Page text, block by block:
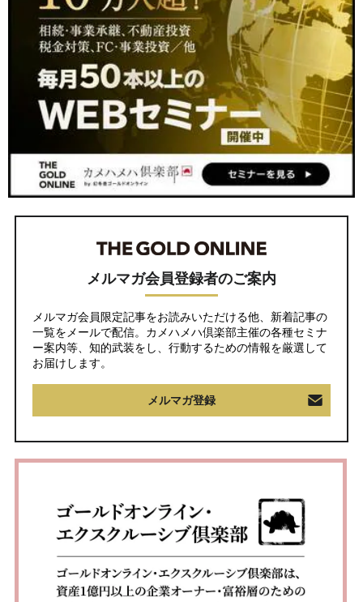
メルマガ会員登録者のご案内
メルマガ会員限定記事をお読みいただける他、新着記事の
一覧をメールで配信。カメハメハ倶楽部主催の各種セミナ
ー案内等、知的武装をし、行動するための情報を厳選して
お届けします。
メルマガ登録